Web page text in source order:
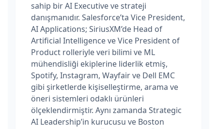
sahip bir AI Executive ve strateji
danışmanıdır. Salesforce’ta Vice President,
AI Applications; SiriusXM’de Head of
Artificial Intelligence ve Vice President of
Product rolleriyle veri bilimi ve ML
mühendisliği ekiplerine liderlik etmiş,
Spotify, Instagram, Wayfair ve Dell EMC
gibi şirketlerde kişiselleştirme, arama ve
öneri sistemleri odaklı ürünleri
ölçeklendirmiştir. Aynı zamanda Strategic
AI Leadership’in kurucusu ve Boston